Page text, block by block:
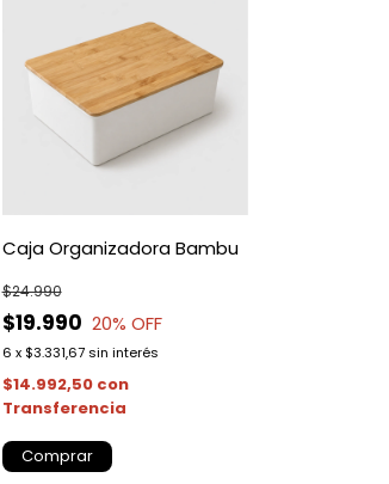
Caja Organizadora Bambu
$19.990
$24.990
20% OFF
6 x $3.331,67 sin interés
$14.992,50 con
Transferencia